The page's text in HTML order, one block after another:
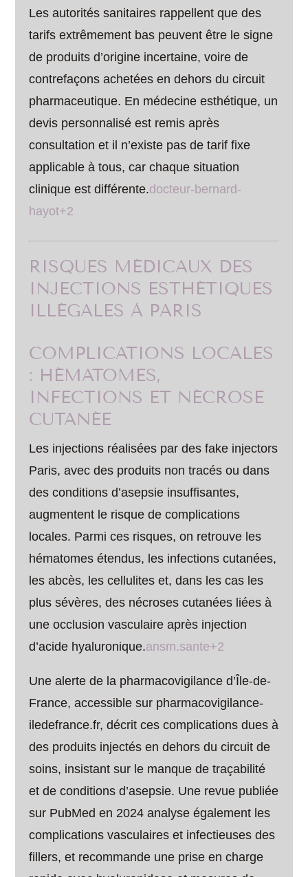
Les autorités sanitaires rappellent que des
tarifs extrêmement bas peuvent être le signe
de produits d’origine incertaine, voire de
contrefaçons achetées en dehors du circuit
pharmaceutique. En médecine esthétique, un
devis personnalisé est remis après
consultation et il n’existe pas de tarif fixe
applicable à tous, car chaque situation
clinique est différente.docteur-bernard-
hayot+2
RISQUES MÉDICAUX DES
INJECTIONS ESTHÉTIQUES
ILLÉGALES À PARIS
COMPLICATIONS LOCALES
: HÉMATOMES,
INFECTIONS ET NÉCROSE
CUTANÉE
Les injections réalisées par des fake injectors
Paris, avec des produits non tracés ou dans
des conditions d’asepsie insuffisantes,
augmentent le risque de complications
locales. Parmi ces risques, on retrouve les
hématomes étendus, les infections cutanées,
les abcès, les cellulites et, dans les cas les
plus sévères, des nécroses cutanées liées à
une occlusion vasculaire après injection
d’acide hyaluronique.ansm.sante+2
Une alerte de la pharmacovigilance d’Île-de-
France, accessible sur pharmacovigilance-
iledefrance.fr, décrit ces complications dues à
des produits injectés en dehors du circuit de
soins, insistant sur le manque de traçabilité
et de conditions d’asepsie. Une revue publiée
sur PubMed en 2024 analyse également les
complications vasculaires et infectieuses des
fillers, et recommande une prise en charge